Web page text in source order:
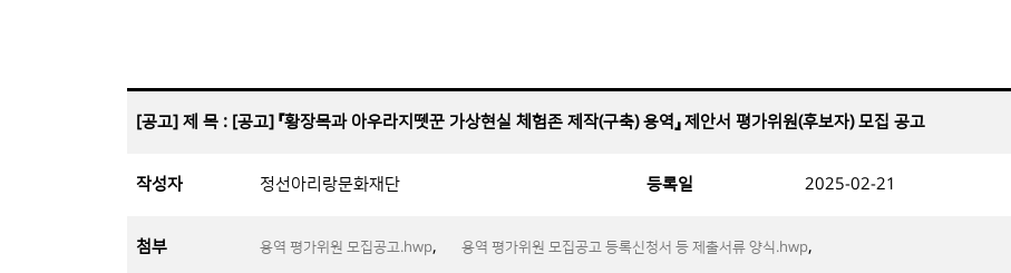
[공고] 제 목 : [공고] 『황장목과 아우라지뗏꾼 가상현실 체험존 제작(구축) 용역』 제안서 평가위원(후보자) 모집 공고
작성자 정선아리랑문화재단 등록일 2025-02-21
첨부 용역 평가위원 모집공고.hwp, 용역 평가위원 모집공고 등록신청서 등 제출서류 양식.hwp,